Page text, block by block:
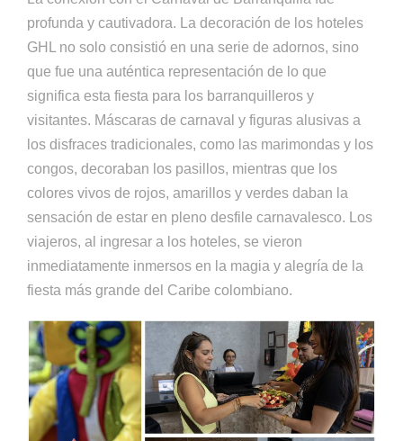
profunda y cautivadora. La decoración de los hoteles
GHL no solo consistió en una serie de adornos, sino
que fue una auténtica representación de lo que
significa esta fiesta para los barranquilleros y
visitantes. Máscaras de carnaval y figuras alusivas a
los disfraces tradicionales, como las marimondas y los
congos, decoraban los pasillos, mientras que los
colores vivos de rojos, amarillos y verdes daban la
sensación de estar en pleno desfile carnavalesco. Los
viajeros, al ingresar a los hoteles, se vieron
inmediatamente inmersos en la magia y alegría de la
fiesta más grande del Caribe colombiano.